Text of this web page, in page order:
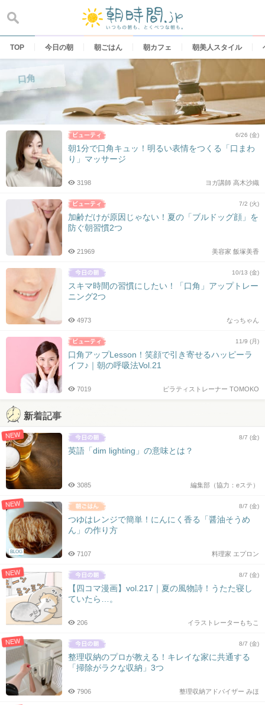
content
TOP 今日の朝 朝ごはん 朝カフェ 朝美人スタイル
口角
6/26 (金)
朝1分で口角キュッ！明るい表情をつくる「口まわ
り」マッサージ
ヨガ講師 高木沙織
3198
7/2 (火)
加齢だけが原因じゃない！夏の「ブルドッグ顔」を
防ぐ朝習慣2つ
美容家 飯塚美香
21969
10/13 (金)
スキマ時間の習慣にしたい！「口角」アップトレー
ニング2つ
なっちゃん
4973
11/9 (月)
口角アップLesson！笑顔で引き寄せるハッピーラ
イフ♪｜朝の呼吸法Vol.21
ピラティストレーナー TOMOKO
7019
新着記事
NEW 8/7 (金)
英語「dim lighting」の意味とは？
編集部（協力：eステ）
3085
NEW
BLOG
8/7 (金)
つゆはレンジで簡単！にんにく香る「醤油そうめ
ん」の作り方
料理家 エプロン
7107
NEW 8/7 (金)
【四コマ漫画】vol.217｜夏の風物詩！うたた寝し
ていたら…。
イラストレーターもちこ
206
NEW 8/7 (金)
整理収納のプロが教える！キレイな家に共通する
「掃除がラクな収納」3つ
整理収納アドバイザー みほ
7906